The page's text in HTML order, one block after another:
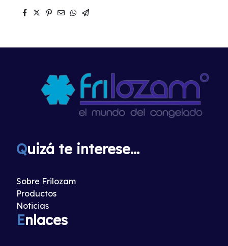
Quizá te interese...
Sobre Frilozam
Productos
Noticias
Enlaces